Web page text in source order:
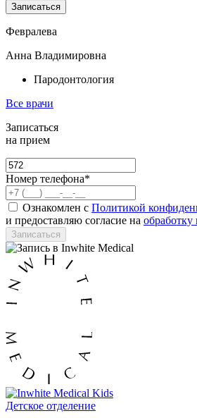
Записаться
Февралева
Анна Владимировна
Пародонтология
Все врачи
Записаться
на прием
Номер телефона*
Ознакомлен с Политикой
и предоставляю согласие на
Записаться
Детское отделение